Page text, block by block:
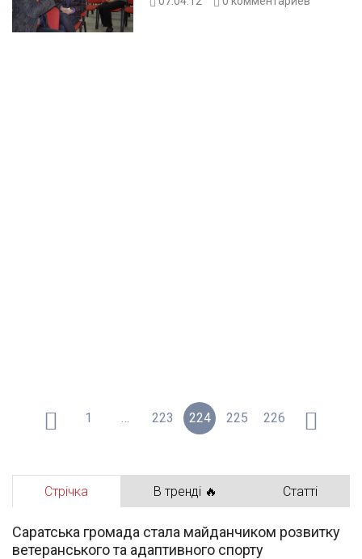
1 … 223 224 225 226
Стрічка В тренді 🔥 Статті
Саратська громада стала майданчиком розвитку
ветеранського та адаптивного спорту